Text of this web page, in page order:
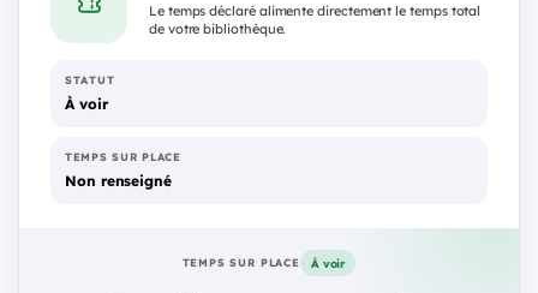
Le temps déclaré alimente directement le temps total
de votre bibliothèque.
STATUT
À voir
TEMPS SUR PLACE
Non renseigné
TEMPS SUR PLACE À voir